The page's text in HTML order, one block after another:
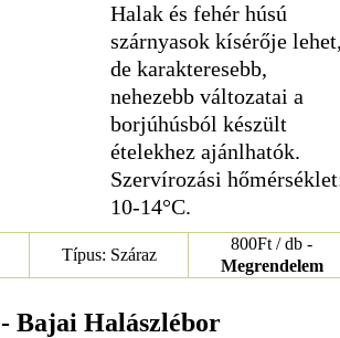
Halak és fehér húsú
szárnyasok kísérője
de karakteresebb,
nehezebb változatai a
borjúhúsból készült
ételekhez ajánlhatók.
Szervírozási
10-14°C.
Típus: Száraz
800Ft / db -
Megrendelem
- Bajai Halászlébor